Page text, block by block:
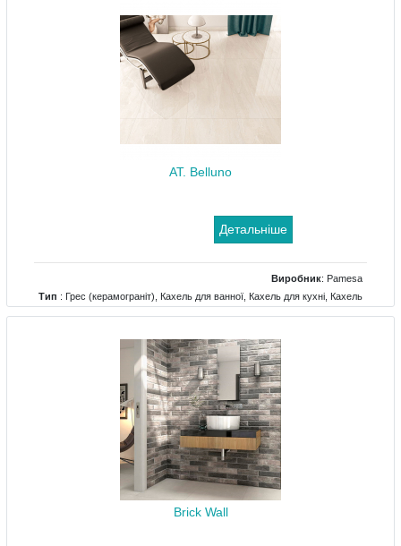
AT. Belluno
Детальніше
Виробник: Pamesa
Тип : Грес (керамограніт), Кахель для ванної, Кахель для кухні, Кахель
для террасс, Кахель для холу
Brick Wall